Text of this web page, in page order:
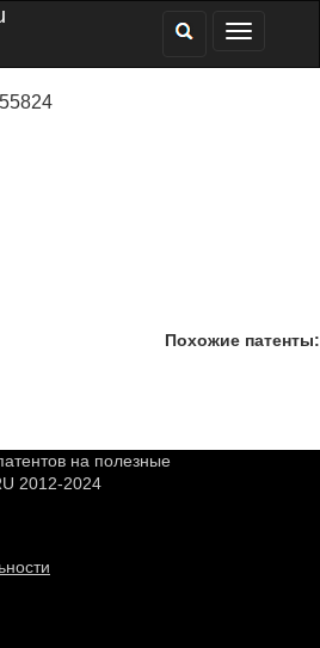
Похожие патенты:
на полезные
2012-2024